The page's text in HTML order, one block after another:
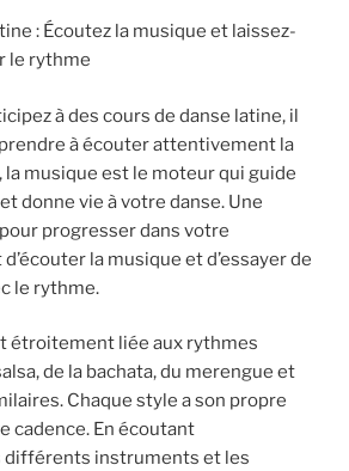
: Écoutez la musique et laissez-
le rythme
à des cours de danse latine, il
à écouter attentivement la
la musique est le moteur qui guide
donne vie à votre danse. Une
progresser dans votre
la musique et d’essayer de
le rythme.
étroitement liée aux rythmes
de la bachata, du merengue et
Chaque style a son propre
cadence. En écoutant
instruments et les